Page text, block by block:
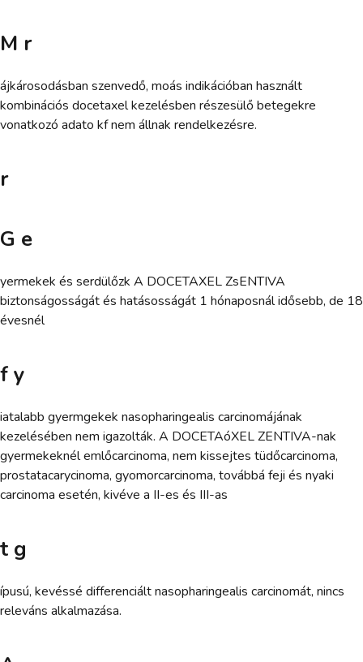
M r
ájkárosodásban szenvedő, moás indikációban használt
kombinációs docetaxel kezelésben részesülő betegekre
vonatkozó adato kf nem állnak rendelkezésre.
r
G e
yermekek és serdülőzk A DOCETAXEL ZsENTIVA
biztonságosságát és hatásosságát 1 hónaposnál idősebb, de 18
évesnél
f y
iatalabb gyermgekek nasopharingealis carcinomájának
kezelésében nem igazolták. A DOCETAóXEL ZENTIVA-nak
gyermekeknél emlőcarcinoma, nem kissejtes tüdőcarcinoma,
prostatacarycinoma, gyomorcarcinoma, továbbá feji és nyaki
carcinoma esetén, kivéve a II-es és III-as
t g
ípusú, kevéssé differenciált nasopharingealis carcinomát, nincs
releváns alkalmazása.